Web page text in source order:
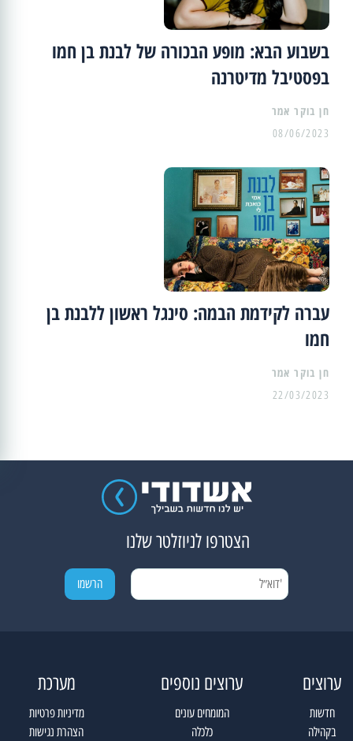
בשבוע הבא: מופע הבכורה של לבנת בן חמו
בפסטיבל מדיטרנה
08/06/2023
עברה לקידמת הבמה: סינגל ראשון ללבנת בן
חמו
22/03/2023
הצטרפו לניוזלטר שלנו
ערוצים
חדשות
בקהילה
ערוצים נוספים
המומחים עונים
כלכלה
מערכת
מדיניות פרטיות
הצהרת נגישות